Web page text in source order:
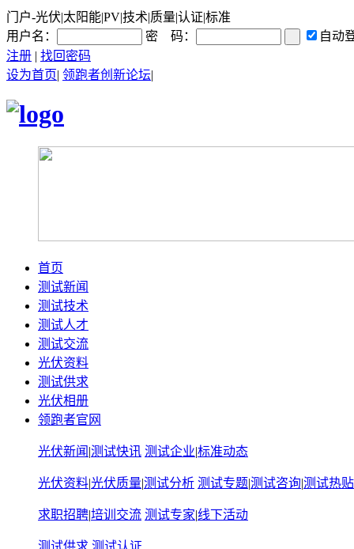
门户-光伏|太阳能|PV|技术|质量|认证|标准
用户名：
密 码：
自动
注册 | 找回密码
设为首页| 领跑者创新论坛|
首页
测试新闻
测试技术
测试人才
测试交流
光伏资料
测试供求
光伏相册
领跑者官网
光伏新闻 |测试快讯 测试企业|标准动态
光伏资料|光伏质量|测试分析 测试专题|测试咨询|测试热贴
求职招聘|培训交流 测试专家|线下活动
测试供求 测试认证